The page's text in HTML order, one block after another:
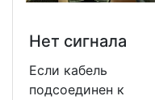
Нет сигнала
Если кабель
подсоединен к